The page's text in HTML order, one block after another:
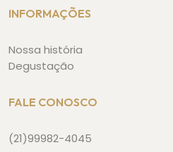
INFORMAÇÕES
Nossa história
Degustação
FALE CONOSCO
(21)99982-4045